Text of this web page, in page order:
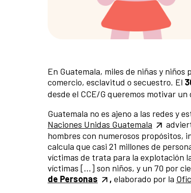
En Guatemala, miles de niñas y
comercio, esclavitud o secuestro. El
desde el CCE/G queremos motivar
Guatemala no es ajeno a las redes y
Naciones Unidas Guatemala
hombres con numerosos propósitos,
calcula que casi 21 millones de
víctimas de trata para la explotación
víctimas [...] son niños, y un 70 por
de Personas
, elaborado por la